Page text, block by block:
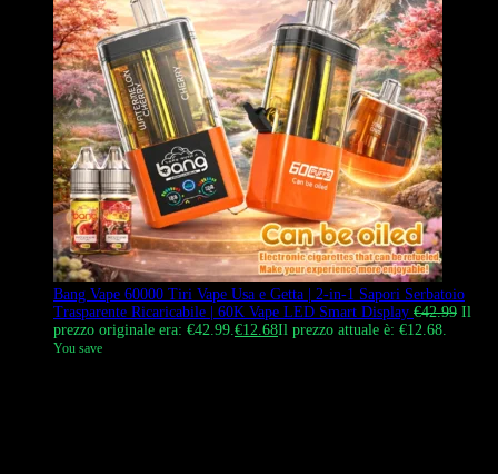
Bang Vape 60000 Tiri Vape Usa e Getta | 2-in-1 Sapori Serbatoio
Trasparente Ricaricabile | 60K Vape LED Smart Display €42.99 Il
prezzo originale era: €42.99.€12.68Il prezzo attuale è: €12.68.
You save